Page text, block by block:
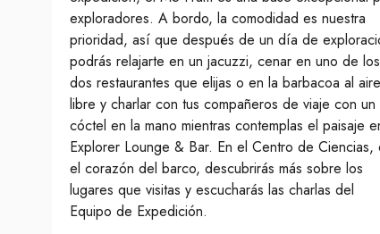
exploradores. A bordo, la comodidad es nuestra
prioridad, así que después de un día de
podrás relajarte en un jacuzzi, cenar en uno de los
dos restaurantes que elijas o en la barbacoa al aire
libre y charlar con tus compañeros de viaje con un
cóctel en la mano mientras contemplas el paisaje
Explorer Lounge & Bar. En el Centro de Ciencias,
el corazón del barco, descubrirás más sobre los
lugares que visitas y escucharás las charlas del
Equipo de Expedición.